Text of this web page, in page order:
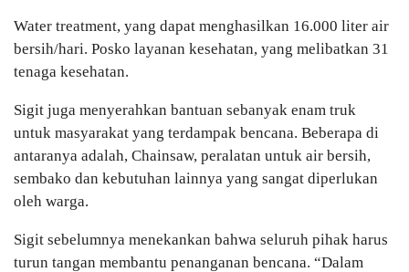
Water treatment, yang dapat menghasilkan 16.000 liter air
bersih/hari. Posko layanan kesehatan, yang melibatkan 31
tenaga kesehatan.
Sigit juga menyerahkan bantuan sebanyak enam truk
untuk masyarakat yang terdampak bencana. Beberapa di
antaranya adalah, Chainsaw, peralatan untuk air bersih,
sembako dan kebutuhan lainnya yang sangat diperlukan
oleh warga.
Sigit sebelumnya menekankan bahwa seluruh pihak harus
turun tangan membantu penanganan bencana. “Dalam